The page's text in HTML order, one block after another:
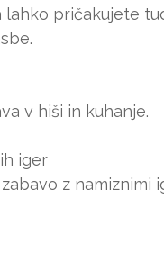
lahko pričakujete
v hiši in kuhanje.
iger
z namiznimi